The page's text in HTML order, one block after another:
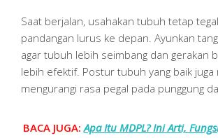
Saat berjalan, usahakan tubuh tetap
pandangan lurus ke depan. Ayunkan
agar tubuh lebih seimbang dan gerakan
lebih efektif. Postur tubuh yang baik
mengurangi rasa pegal pada punggung
BACA JUGA:Apa Itu MDPL? Ini Arti,